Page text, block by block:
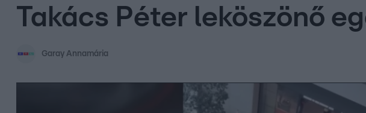
Takács Péter leköszönő
Garay Annamária